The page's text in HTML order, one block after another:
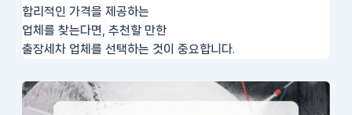
합리적인 가격을 제공하는
업체를 찾는다면, 추천할 만한
출장세차 업체를 선택하는 것이 중요합니다.